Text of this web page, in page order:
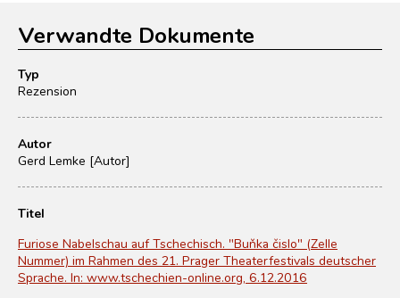
Verwandte Dokumente
Typ
Rezension
Autor
Gerd Lemke [Autor]
Titel
Furiose Nabelschau auf Tschechisch. "Buňka čislo" (Zelle
Nummer) im Rahmen des 21. Prager Theaterfestivals deutscher
Sprache. In: www.tschechien-online.org, 6.12.2016